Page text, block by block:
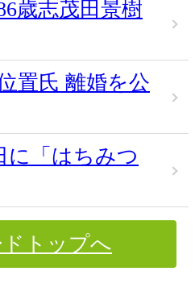
歳志茂田景樹
置氏 離婚を公
に「はちみつ
トップへ